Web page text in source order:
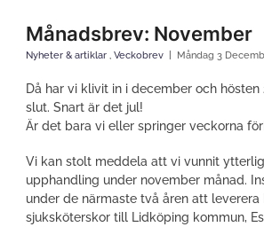
Månadsbrev: November
Nyheter & artiklar Veckobrev Måndag 3
Då har vi klivit in i december och
slut. Snart är det jul!
Är det bara vi eller springer veckorna
Vi kan stolt meddela att vi vunnit
upphandling under november månad.
under de närmaste två åren att
sjuksköterskor till Lidköping kommun,